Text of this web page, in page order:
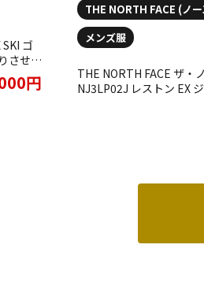
ゴ
させて
円
THE NORTH FACE (ノ
メンズ服
THE NORTH FACE ザ・
NJ3LP02J レストン EX
RESTON EX JACKET